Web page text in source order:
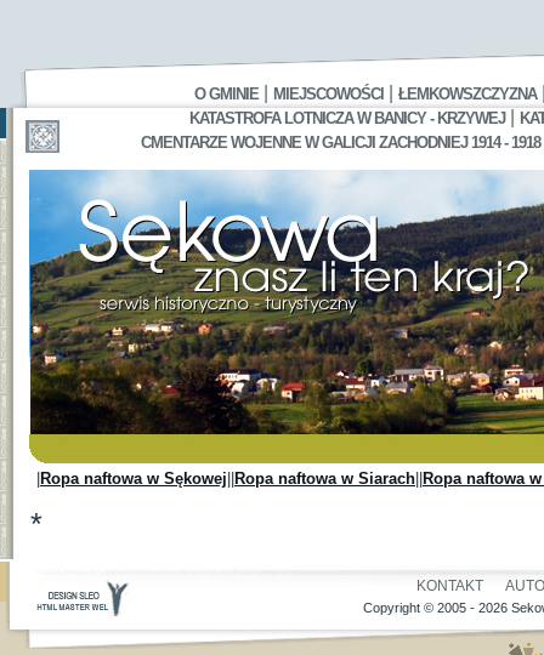
O GMINIE MIEJSCOWOŚCI ŁEMKOWSZCZYZNA
KATASTROFA LOTNICZA W BANICY - KRZYWEJ|
CMENTARZE WOJENNE W GALICJI ZACHODNIEJ 1914 - 1918
Ropa naftowa w Sękowej Ropa naftowa w Siarach Ropa naftowa
*
KONTAKT
Copyright © 2005 - 2026